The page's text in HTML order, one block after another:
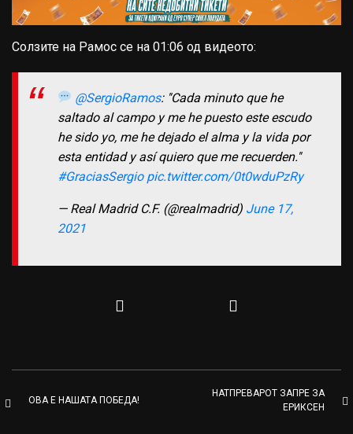
Солзите на Рамос се на 01:06 од видеото:
@SergioRamos: ''Cada minuto que he
saltado al campo y me he puesto este escudo
he sido yo, me he dejado el alma y la vida por
esta entidad y así quiero que me recuerden.''
#GraciasSergio pic.twitter.com/0t0wduPzRy
— Real Madrid C.F. (@realmadrid) June 17,
2021
ОВА Е НАШАТА ПОБЕДА!
НАТПРЕВАРОТ ЗАПРЕ ЗА
ЕРИКСЕН